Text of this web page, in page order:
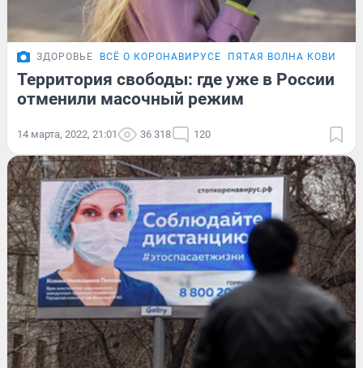
ЗДОРОВЬЕ ВСЁ О КОРОНАВИРУСЕ ПЯТАЯ ВОЛНА КОВИДА
Территория свободы: где уже в России
отменили масочный режим
14 марта, 2022, 21:01 36 318 120